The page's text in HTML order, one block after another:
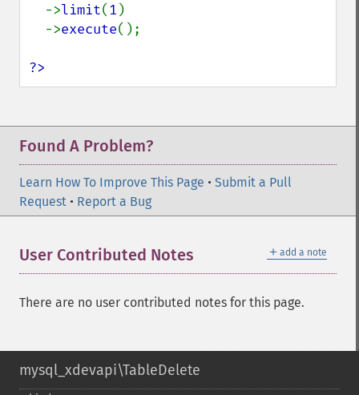
  ->
limit(1 )
  ->
execute();
?>
Found A Problem?
Learn How To Improve This Page • Submit a Pull
Request • Report a Bug
＋ add a note
User Contributed Notes
There are no user contributed notes for this page.
mysql_xdevapi\TableDelete